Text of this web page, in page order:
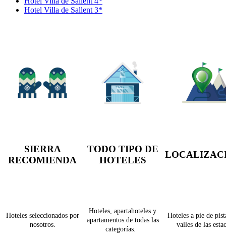
Hotel Villa de Sallent 3*
SIERRA
RECOMIENDA
TODO TIPO DE
HOTELES
Hoteles seleccionados por
nosotros.
Hoteles, apartahoteles y
apartamentos de todas las
categorías.
Hoteles a pie de
valles de las